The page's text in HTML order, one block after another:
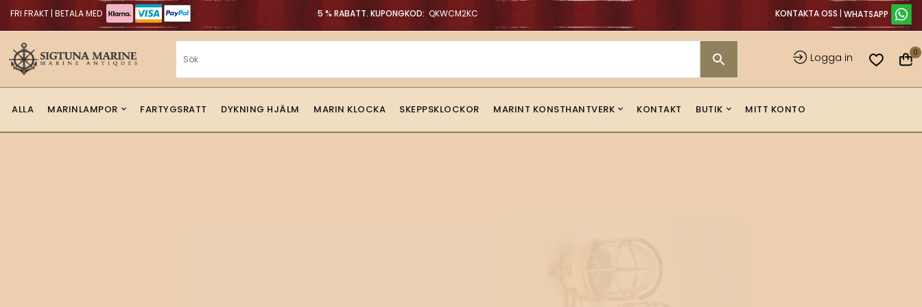
FRI FRAKT | BETALA MED 5 % RABATT. KUPONGKOD: QKWCM2KC KONTAKTA OSS |
Logga in 0
ALLA MARINLAMPOR FARTYGSRATT DYKNING HJÄLM MARIN KLOCKA SKEPPSKLOCKOR MARINT KONSTHANTVERK KONTAKT BUTIK MITT KONTO